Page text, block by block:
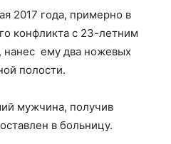
2017 года, примерно в
конфликта с 23-летним
нанес ему два ножевых
полости.
мужчина, получив
в больницу.